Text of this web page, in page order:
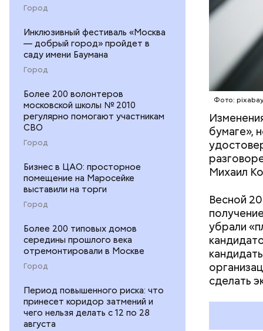
Город
Инклюзивный фестиваль «Москва
— добрый город» пройдет в
саду имени Баумана
Город
Более 200 волонтеров
московской школы № 2010
регулярно помогают участникам
СВО
Город
Бизнес в ЦАО: просторное
помещение на Маросейке
выставили на торги
Город
Более 200 типовых домов
середины прошлого века
отремонтировали в Москве
Город
Период повышенного риска: что
принесет коридор затмений и
чего нельзя делать с 12 по 28
августа
Фото:
бумаге»,
Михаил
Весной
убрали
сделать
— В
демонтаж
Леонов.